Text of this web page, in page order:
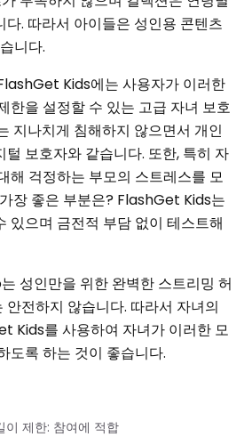
다. 따라서 아이들은 성인용 콘텐츠
니다.
Kids에는 사용자가 이러한
한을 설정할 수 있는 고급 자녀 보호
지나치게 침해하지 않으면서 개인
보호자와 같습니다. 또한, 특히 자
해 걱정하는 부모의 스트레스를 모
장 좋은 부분은? FlashGet Kids는
있으며 금전적 부담 없이 테스트해
성인만을 위한 완벽한 스트리밍 허
전하지 않습니다. 따라서 자녀의
Kids를 사용하여 자녀가 이러한 모
도록 하는 것이 좋습니다.
제한: 참여에 적합